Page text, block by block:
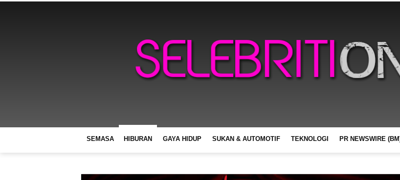
SEMASA HIBURAN GAYA HIDUP SUKAN & AUTOMOTIF TEKNOLOGI PR NEWSWIRE